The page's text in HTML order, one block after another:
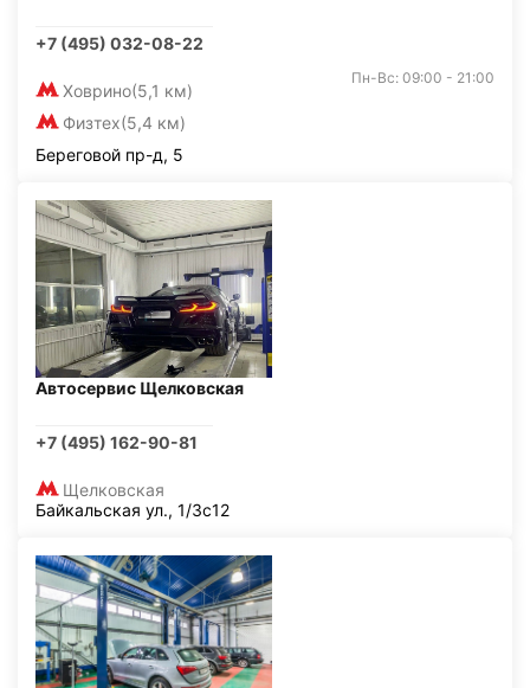
+7 (495) 032-08-22
Ховрино(5,1 км)
Физтех(5,4 км)
Пн-Вс: 09:00 - 21:00
Береговой пр-д, 5
Автосервис Щелковская
+7 (495) 162-90-81
Щелковская
Байкальская ул., 1/3с12